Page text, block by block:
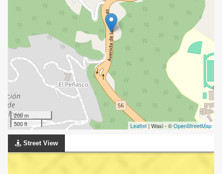
200 m
500 ft
Leaflet| Wasi - ©OpenStreetMap
Street View